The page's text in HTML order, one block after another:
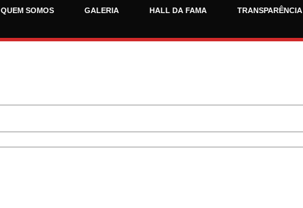
QUEM SOMOS GALERIA HALL DA FAMA TRANSPARÊNCIA